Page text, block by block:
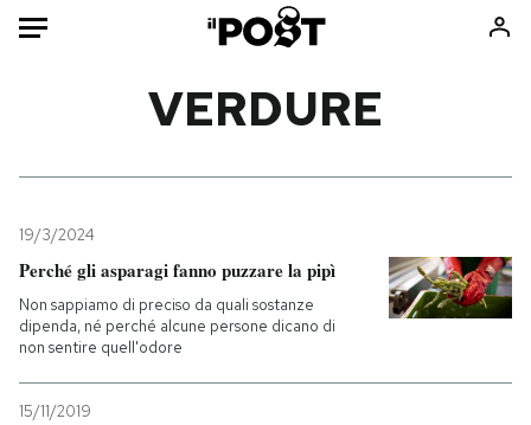
Mondo
Politica
Tecnologia
Internet
Cultura
Consumismi
Storie/Idee
Ok Boomer!
VERDURE
19/3/2024
Perché gli asparagi fanno puzzare la pipì
Non sappiamo di preciso da quali sostanze
dipenda, né perché alcune persone dicano di
non sentire quell'odore
15/11/2019